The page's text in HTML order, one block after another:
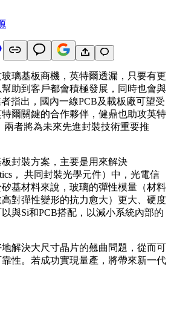
璃基板商機，英特爾透漏，只要有更
助到客戶都會積極發展，同時也會與
指出，國內一線PCB及載板廠可望受
爾關鍵的合作夥伴，健鼎也助攻英特
兩者將為未來先進封裝技術重要推
封裝方案，主要是用來解決
， 共同封裝光學元件）中，光電信
基材料來說，玻璃的彈性模量（材料
對彈性變形的抗力愈大）更大、硬度
與Si和PCB搭配，以減小系統內部的
解決大尺寸晶片的翹曲問題，從而可
性。若成功實現量產，將帶來新一代